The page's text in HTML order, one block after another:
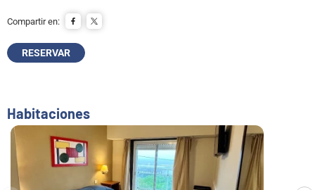
Compartir en:
RESERVAR
Habitaciones